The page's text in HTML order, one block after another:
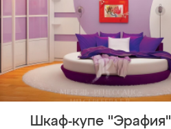
Шкаф-купе "Эрафия"